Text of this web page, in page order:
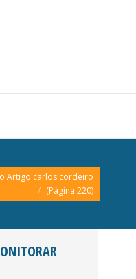
Artigo carlos.cordeiro
(Página 220)